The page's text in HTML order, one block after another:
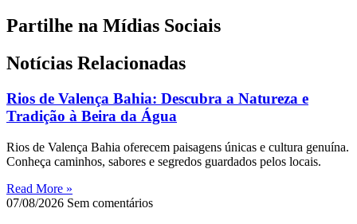
Partilhe na Mídias Sociais
Notícias Relacionadas
Rios de Valença Bahia: Descubra a Natureza e
Tradição à Beira da Água
Rios de Valença Bahia oferecem paisagens únicas e cultura genuína.
Conheça caminhos, sabores e segredos guardados pelos locais.
Read More »
07/08/2026 Sem comentários